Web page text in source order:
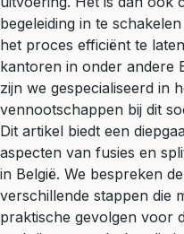
begeleiding in te
het proces efficiënt te
kantoren in onder andere
zijn we gespecialiseerd in
vennootschappen bij dit
Dit artikel biedt een
aspecten van fusies en
in België. We bespreken
verschillende stappen die
praktische gevolgen voor